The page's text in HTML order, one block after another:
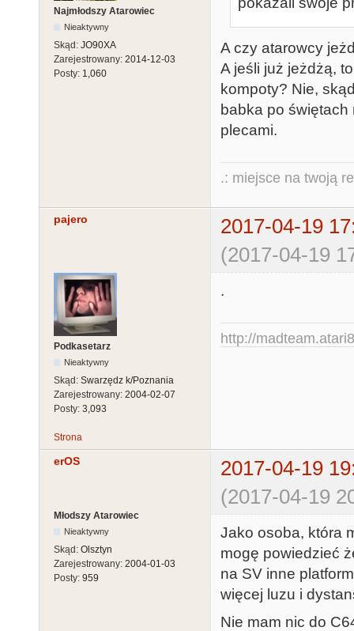
Najmłodszy Atarowiec
Nieaktywny
Skąd: JO90XA
Zarejestrowany: 2014-12-03
Posty: 1,060
A czy atarowcy
A jeśli już jeżdżą,
kompoty? Nie,
babka po świętach
plecami.
.: miejsce na twoją
pajero
2017-04-19
(2017-04-19
Podkasetarz
Nieaktywny
Skąd: Swarzędz k/Poznania
Zarejestrowany: 2004-02-07
Posty: 3,093
.
http://
Strona
erOS
2017-04-19
(2017-04-19
Młodszy Atarowiec
Nieaktywny
Skąd: Olsztyn
Zarejestrowany: 2004-01-03
Posty: 959
Jako osoba, która
mogę powiedzieć
na SV inne
więcej luzu i
Nie mam nic do